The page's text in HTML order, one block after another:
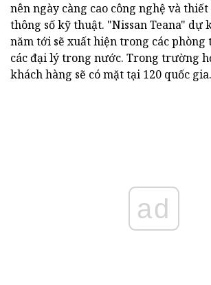
nên ngày càng cao công nghệ và
thông số kỹ thuật. "Nissan Teana" dự
năm tới sẽ xuất hiện trong các phòng
các đại lý trong nước. Trong trường
khách hàng sẽ có mặt tại 120 quốc gia.
ad